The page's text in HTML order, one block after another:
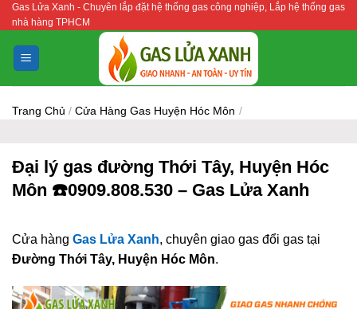
Bỏ
qua
nội
dung
Gas Lửa Xanh - Chuyên lắp đặt hệ thống gas công nghiệp, Lắp hệ thống gas
nhà hàng TPHCM
Trang Chủ / Cửa Hàng Gas Huyện Hóc Môn /
Đại lý gas đường Thới Tây, Huyện Hóc
Môn ☎️0909.808.530 – Gas Lửa Xanh
Cửa hàng Gas Lửa Xanh, chuyên giao gas đổi gas tại
Đường Thới Tây, Huyện Hóc Môn.